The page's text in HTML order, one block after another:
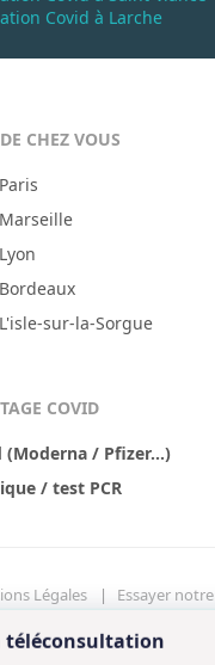
téléconsultation
Covid à Larche
CHEZ VOUS
sur-la-Sorgue
COVID
(Moderna / Pfizer...)
/ test PCR
Légales Essayer notre
cookies